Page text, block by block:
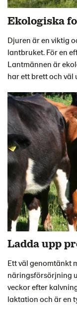
Ekologiska
Djuren är en viktig
lantbruket. För en
Lantmännen är
har ett brett och väl
Ladda upp
Ett väl genomtänkt
näringsförsörjning
veckor efter
laktation och är en